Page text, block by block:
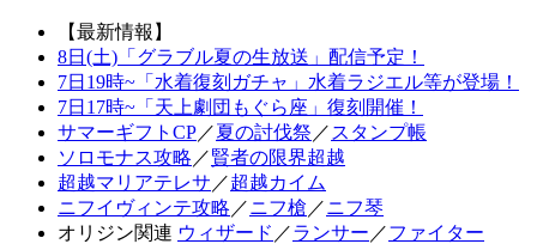
【最新情報】
8日(土)「グラブル夏の生放送」配信予定！
7日19時~「水着復刻ガチャ」水着ラジエル等が登場！
7日17時~「天上劇団もぐら座」復刻開催！
サマーギフトCP／夏の討伐祭 ／ スタンプ帳
ソロモナス攻略 ／賢者の限界超越
超越マリアテレサ ／超越カイム
ニフイヴィンテ攻略 ／ニフ槍 ／ニフ琴
オリジン関連 ウィザード ／ランサー ／ファイター